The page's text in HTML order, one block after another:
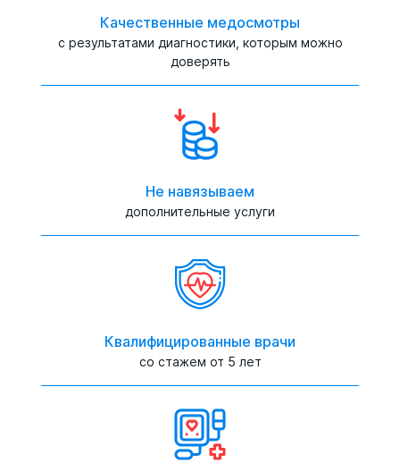
Качественные медосмотры
с результатами диагностики, которым можно
доверять
Не навязываем
дополнительные услуги
Квалифицированные врачи
со стажем от 5 лет